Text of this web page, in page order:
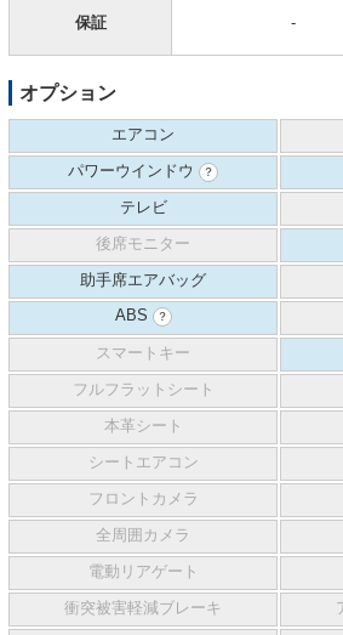
保証 -
オプション
エアコン
パワーウインドウ ？
テレビ
後席モニター
助手席エアバッグ
ABS
？
スマートキー
フルフラットシート
本革シート
シートエアコン
フロントカメラ
全周囲カメラ
電動リアゲート
衝突被害軽減ブレーキ